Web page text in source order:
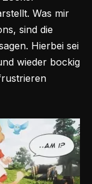
Was mir
sind die
Hierbei sei
wieder bockig